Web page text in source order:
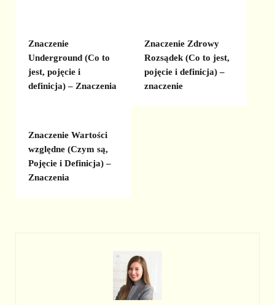
Znaczenie
Underground (Co to
jest, pojęcie i
definicja) – Znaczenia
Znaczenie Zdrowy
Rozsądek (Co to jest,
pojęcie i definicja) –
znaczenie
Znaczenie Wartości
względne (Czym są,
Pojęcie i Definicja) –
Znaczenia